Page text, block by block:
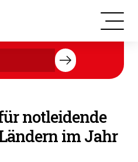
Spende helfen
notleidende
im Jahr